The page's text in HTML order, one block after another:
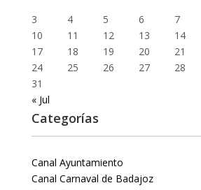
3
4 5 6 7
10
11 12 13 14
17
18 19 20 21
24
25 26 27 28
31
« Jul
Categorías
Canal Ayuntamiento
Canal Carnaval de Badajoz